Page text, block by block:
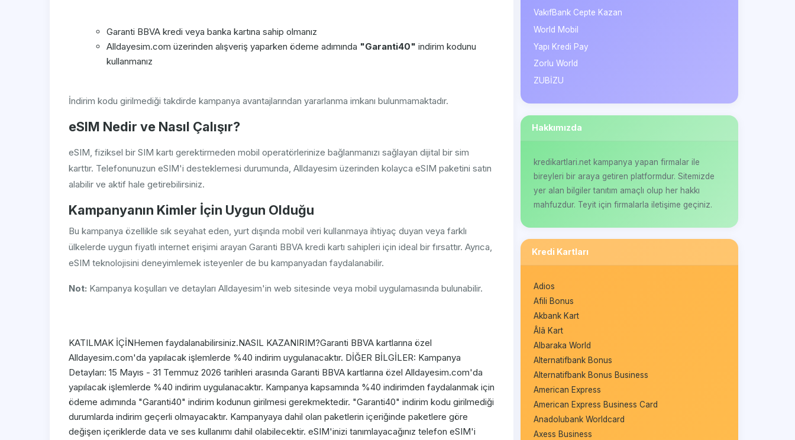
Garanti BBVA kredi veya banka kartına sahip olmanız
Alldayesim.com üzerinden alışveriş yaparken ödeme adımında "Garanti40" indirim kodunu
kullanmanız
İndirim kodu girilmediği takdirde kampanya avantajlarından yararlanma imkanı bulunmamaktadır.
eSIM Nedir ve Nasıl Çalışır?
eSIM, fiziksel bir SIM kartı gerektirmeden mobil operatörlerinize bağlanmanızı sağlayan dijital bir sim
karttır. Telefonunuzun eSIM'i desteklemesi durumunda, Alldayesim üzerinden kolayca eSIM paketini satın
alabilir ve aktif hale getirebilirsiniz.
Kampanyanın Kimler İçin Uygun Olduğu
Bu kampanya özellikle sık seyahat eden, yurt dışında mobil veri kullanmaya ihtiyaç duyan veya farklı
ülkelerde uygun fiyatlı internet erişimi arayan Garanti BBVA kredi kartı sahipleri için ideal bir fırsattır. Ayrıca,
eSIM teknolojisini deneyimlemek isteyenler de bu kampanyadan faydalanabilir.
Not: Kampanya koşulları ve detayları Alldayesim'in web sitesinde veya mobil uygulamasında bulunabilir.
KATILMAK İÇİNHemen faydalanabilirsiniz.NASIL KAZANIRIM?Garanti BBVA kartlarına özel
Alldayesim.com'da yapılacak işlemlerde %40 indirim uygulanacaktır. DİĞER BİLGİLER: Kampanya
Detayları: 15 Mayıs - 31 Temmuz 2026 tarihleri arasında Garanti BBVA kartlarına özel Alldayesim.com'da
yapılacak işlemlerde %40 indirim uygulanacaktır. Kampanya kapsamında %40 indirimden faydalanmak için
ödeme adımında "Garanti40" indirim kodunun girilmesi gerekmektedir. "Garanti40" indirim kodu girilmediği
durumlarda indirim geçerli olmayacaktır. Kampanyaya dahil olan paketlerin içeriğinde paketlere göre
değişen içeriklerde data ve ses kullanımı dahil olabilecektir. eSIM'inizi tanımlayacağınız telefon eSIM'i
VakıfBank Cepte Kazan
World Mobil
Yapı Kredi Pay
Zorlu World
ZUBİZU
Hakkımızda
kredikartlari.net kampanya yapan firmalar ile
bireyleri bir araya getiren platformdur. Sitemizde
yer alan bilgiler tanıtım amaçlı olup her hakkı
mahfuzdur. Teyit için firmalarla iletişime geçiniz.
Kredi Kartları
Adios
Afili Bonus
Akbank Kart
Âlâ Kart
Albaraka World
Alternatifbank Bonus
Alternatifbank Bonus Business
American Express
American Express Business Card
Anadolubank Worldcard
Axess Business